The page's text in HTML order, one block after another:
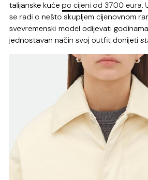
talijanske kućepo cijeni od 3700 eura.
se radi o nešto skupljem cijenovnom
svevremenski model odijevati
jednostavan način svoj outfit donijeti